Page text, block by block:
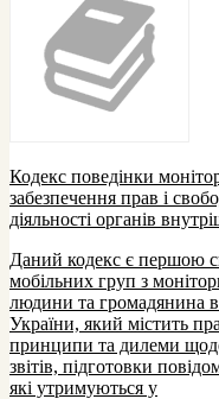
Кодекс поведінки
забезпечення прав і
діяльності органів
Даний кодекс є першою
мобільних груп з
людини та громадянина в
України, який містить
принципи та дилеми
звітів, підготовки
які утримуються у